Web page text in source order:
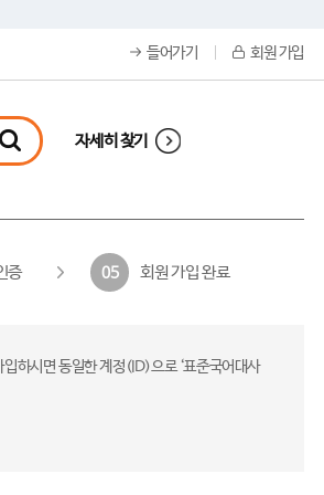
들어가기 회원 가입
자세히 찾기
증 05 회원 가입 완료
하시면 동일한 계정(ID)으로 ‘표준국어대사